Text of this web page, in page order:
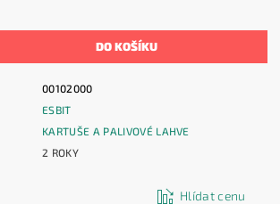
00102000
ESBIT
KARTUŠE A PALIVOVÉ LAHVE
2 ROKY
Hlídat cenu